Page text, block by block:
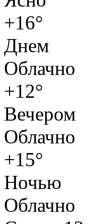
+16°
Днем
Облачно
+12°
Вечером
Облачно
+15°
Ночью
Облачно